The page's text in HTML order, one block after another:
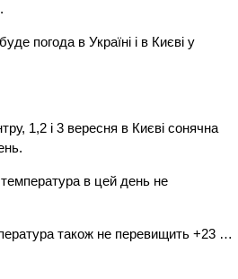
погода в Україні і в Києві у
1,2 і 3 вересня в Києві сонячна
в цей день не
також не перевищить +23 …